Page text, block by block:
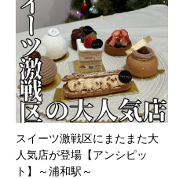
スイーツ激戦区にまたまた大
人気店が登場【アンシピッ
ト】～浦和駅～